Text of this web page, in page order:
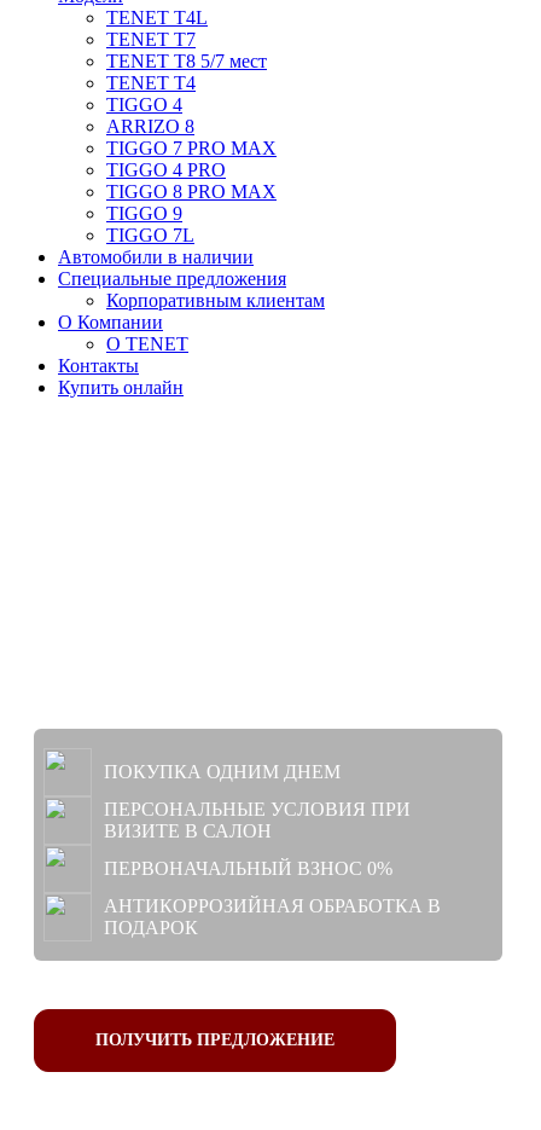
TENET T4L
TENET T7
TENET T8 5/7 мест
TENET T4
TIGGO 4
ARRIZO 8
TIGGO 7 PRO MAX
TIGGO 4 PRO
TIGGO 8 PRO MAX
TIGGO 9
TIGGO 7L
Автомобили в наличии
Специальные предложения
Корпоративным клиентам
О Компании
О TENET
Контакты
Купить онлайн
ПОЛУЧИТЬ ПРЕДЛОЖЕНИЕ
ПОКУПКА ОДНИМ ДНЕМ
ПЕРСОНАЛЬНЫЕ УСЛОВИЯ ПРИ
ВИЗИТЕ В САЛОН
ПЕРВОНАЧАЛЬНЫЙ ВЗНОС 0%
АНТИКОРРОЗИЙНАЯ ОБРАБОТКА В
ПОДАРОК